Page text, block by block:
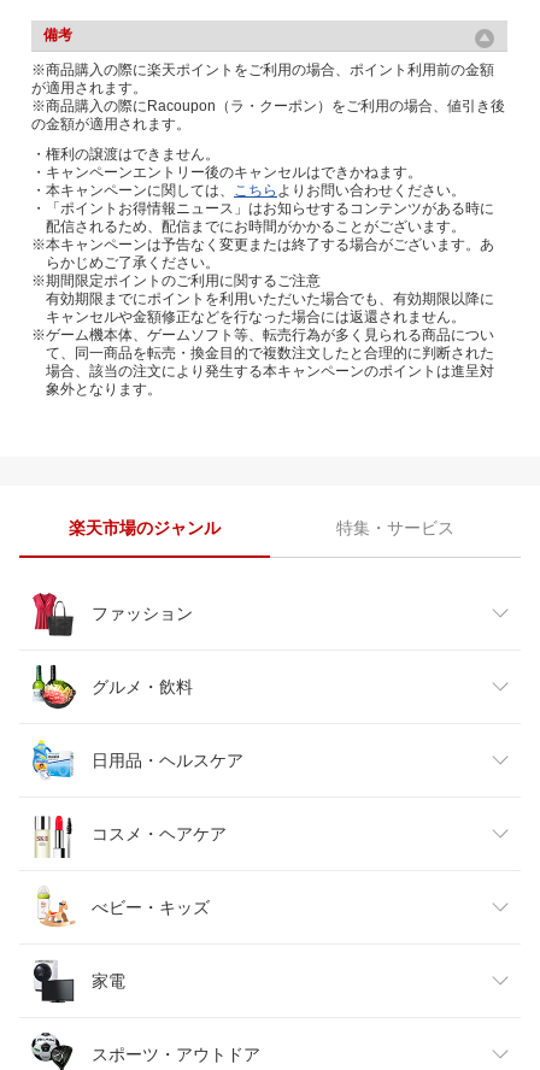
備考
※商品購入の際に楽天ポイントをご利用の場合、ポイント利用前の金額
が適用されます。
※商品購入の際にRacoupon（ラ・クーポン）をご利用の場合、値引き後
の金額が適用されます。
・権利の譲渡はできません。
・キャンペーンエントリー後のキャンセルはできかねます。
・本キャンペーンに関しては、 こちら よりお問い合わせください。
・「ポイントお得情報ニュース」はお知らせするコンテンツがある時に
配信されるため、配信までにお時間がかかることがございます。
※本キャンペーンは予告なく変更または終了する場合がございます。あ
らかじめご了承ください。
※期間限定ポイントのご利用に関するご注意
有効期限までにポイントを利用いただいた場合でも、有効期限以降に
キャンセルや金額修正などを行なった場合には返還されません。
※ゲーム機本体、ゲームソフト等、転売行為が多く見られる商品につい
て、同一商品を転売・換金目的で複数注文したと合理的に判断された
場合、該当の注文により発生する本キャンペーンのポイントは進呈対
象外となります。
楽天市場のジャンル 特集・サービス
ファッション
レディースファッション
メンズファッション
キッズファッション
ベビーファッション
インナー・下着・ナイトウェア
バッグ・小物・ブランド雑貨
グルメ・飲料
食品
スイーツ・お菓子
水・ソフトドリンク
ビール・洋酒
ワイン
日用品・ヘルスケア
日用品雑貨・文房具・手芸
ダイエット・健康
医薬品・コンタクト・介護
コスメ・ヘアケア
美容・コスメ・香水
べビー・キッズ
キッズ・ベビー・マタニティ
おもちゃ
家電
家電
スポーツ・アウトドア